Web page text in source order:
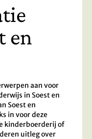
en
aan voor
in Soest en
Soest en
in voor deze
kinderboerderij of
uitleg over